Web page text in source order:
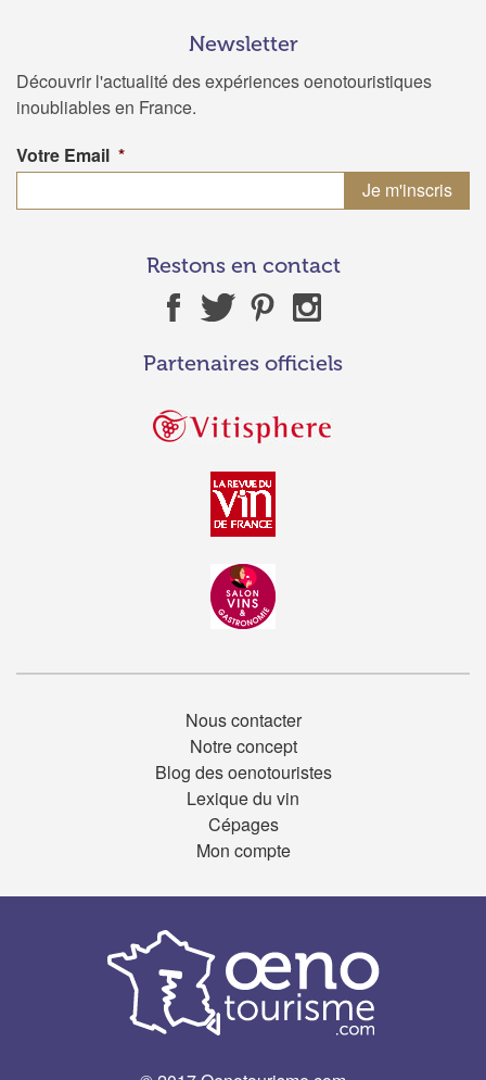
Newsletter
Découvrir l'actualité des expériences oenotouristiques
inoubliables en France.
Votre Email *
Restons en contact
Partenaires officiels
Nous contacter
Notre concept
Blog des oenotouristes
Lexique du vin
Cépages
Mon compte